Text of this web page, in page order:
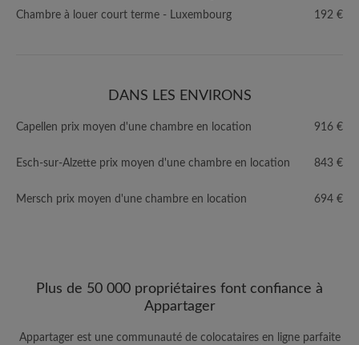
Chambre à louer court terme - Luxembourg
192 €
DANS LES ENVIRONS
Capellen prix moyen d'une chambre en location 916 €
Esch-sur-Alzette prix moyen d'une chambre en location 843 €
Mersch prix moyen d'une chambre en location 694 €
Plus de 50 000 propriétaires font confiance à
Appartager
Appartager est une communauté de colocataires en ligne parfaite